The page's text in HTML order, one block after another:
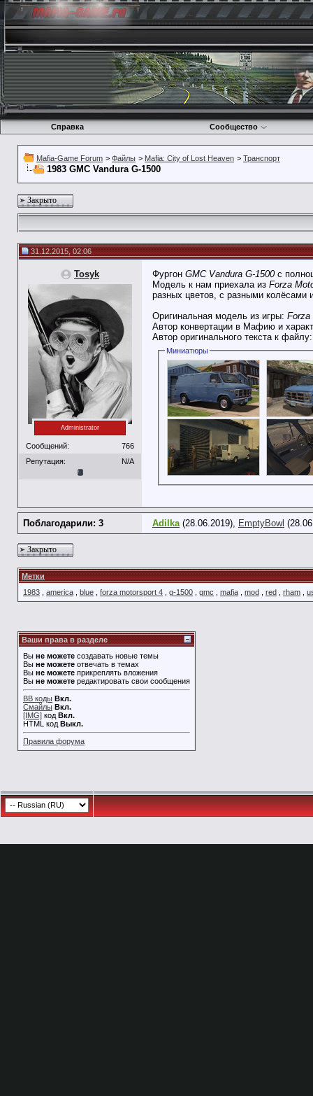
Справка Сообщество
Mafia-Game Forum > Файлы > Mafia: City of Lost Heaven > Транспорт
1983 GMC Vandura G-1500
Закрыто
31.12.2015, 02:06
Tosyk
Administrator
Сообщений:
766
Репутация:
N/A
Фургон GMC Vandura G-1500с
Модель к нам приехала из Forza
разных цветов, с разными колёсами
Оригинальная модель из игры: Forza
Автор конвертации в Мафию и
Автор оригинального текста к
Миниатюры
Поблагодарили: 3 Adilka(28.06.2019), EmptyBowl
Закрыто
Метки
1983
america blue forza motorsport 4 g-1500 gmc mafia mod red rham
Ваши права в разделе
Вы не можете создавать новые темы
Вы не можете отвечать в темах
Вы не можете прикреплять вложения
Вы не можете редактировать свои сообщения
BB коды Вкл.
Смайлы Вкл.
[IMG] код Вкл.
HTML код Выкл.
Правила форума